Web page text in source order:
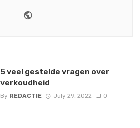
5 veel gestelde vragen over
verkoudheid
By REDACTIE July 29, 2022 0